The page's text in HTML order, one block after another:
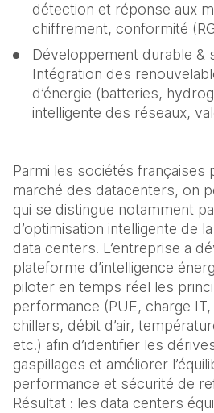
détection et réponse aux
chiffrement, conformité
Développement durable &
Intégration des
d’énergie (batteries,
intelligente des réseaux,
Parmi les sociétés françaises
marché des datacenters, on
qui se distingue notamment
d’optimisation intelligente de
data centers. L’entreprise a
plateforme d’intelligence
piloter en temps réel les
performance (PUE, charge IT,
chillers, débit d’air,
etc.) afin d’identifier les
gaspillages et améliorer
performance et sécurité de
Résultat : les data centers